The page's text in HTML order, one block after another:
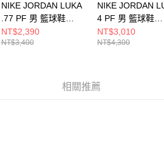
NIKE JORDAN LUKA
.77 PF 男 籃球鞋
HF0819500
NT$2,390
NT$3,400
NIKE JORDAN
4 PF 男 籃球鞋
HF0824400
NT$3,010
NT$4,300
相關推薦